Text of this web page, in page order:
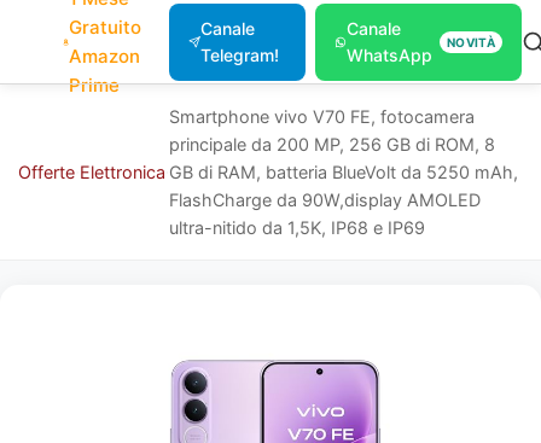
Gratuito
Amazon
Prime
Canale
Telegram!
Canale
WhatsApp
NOVITÀ
Offerte Elettronica
Smartphone vivo V70 FE, fotocamera
principale da 200 MP, 256 GB di ROM, 8
GB di RAM, batteria BlueVolt da 5250 mAh,
FlashCharge da 90W,display AMOLED
ultra-nitido da 1,5K, IP68 e IP69